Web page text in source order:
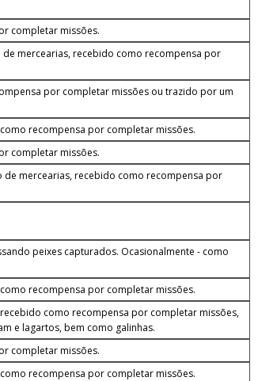
completar missões.
mercearias, recebido como recompensa por
por completar missões ou trazido por um
recompensa por completar missões.
completar missões.
de mercearias, recebido como recompensa por
peixes capturados. Ocasionalmente - como
recompensa por completar missões.
como recompensa por completar missões,
e lagartos, bem como galinhas.
completar missões.
recompensa por completar missões.